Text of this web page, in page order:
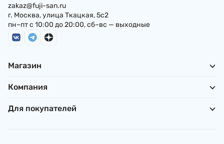
zakaz@fuji-san.ru
г. Москва, улица Ткацкая, 5с2
пн–пт с 10:00 до 20:00, сб–вс — выходные
Магазин
Компания
Для покупателей